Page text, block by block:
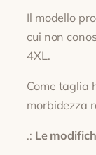
Il modello
cui non
4XL.
Come taglia
morbidezza
.: Le